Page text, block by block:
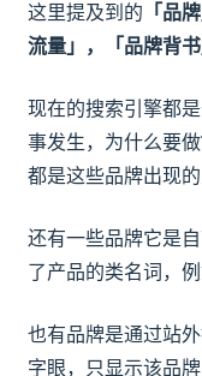
这里提及到的 「品牌
流量」，「品牌背书
现在的搜索引擎都
事发生，为什么要
都是这些品牌出现的
还有一些品牌它是
了产品的类名词，例
也有品牌是通过站
字眼，只显示该品牌